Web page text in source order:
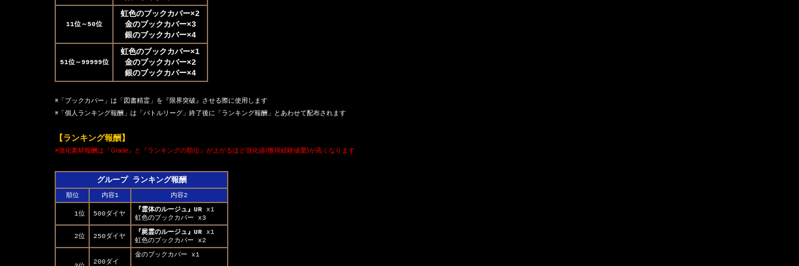
11位～50位
虹色のブックカバー×2
金のブックカバー×3
銀のブックカバー×4
51位～99999位
虹色のブックカバー×1
金のブックカバー×2
銀のブックカバー×4
※「ブックカバー」は「図書精霊」を『限界突破』させる際に使用します
※「個人ランキング報酬」は「バトルリーグ」終了後に「ランキング報酬」とあわせて配布されます
【ランキング報酬】
※強化素材報酬は『Grade』と『ランキングの順位』が上がるほど強化値(獲得経験値量)が高くなります
グループ ランキング報酬
順位 内容1 内容2
1位 500ダイヤ
『霊体のルージュ』UR x1
虹色のブックカバー x3
2位 250ダイヤ
『屍霊のルージュ』UR x1
虹色のブックカバー x2
200ダイ
金のブックカバー x1